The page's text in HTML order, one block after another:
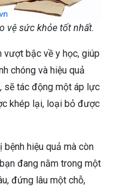
vệ sức khỏe tốt nhất.
vượt bậc về y học, giúp
chóng và hiệu quả
sẽ tác động một áp lực
khép lại, loại bỏ được
hiệu quả mà còn
đang nằm trong một
đứng lâu một chỗ,